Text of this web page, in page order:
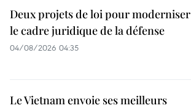
Deux projets de loi pour moderniser
le cadre juridique de la défense
04/08/2026 04:35
Le Vietnam envoie ses meilleurs